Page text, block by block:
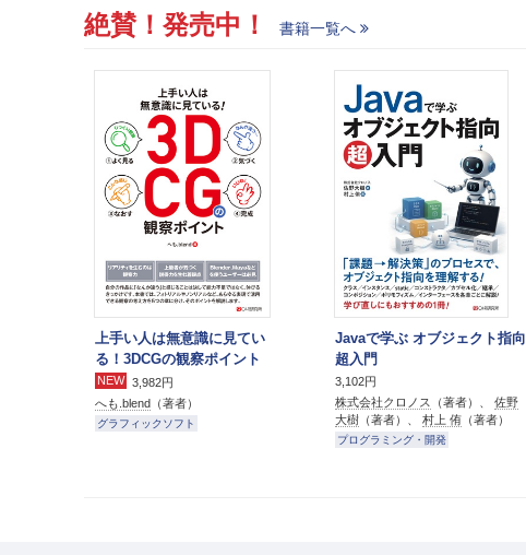
絶賛！発売中！ 書籍一覧へ
上手い人は無意識に見てい
る！3DCGの観察ポイント
NEW 3,982円
へも.blend （著者）
グラフィックソフト
Javaで学ぶ オブジェクト指向
超入門
3,102円
株式会社クロノス
（著者）、 佐野
大樹 （著者）、 村上 侑 （著者）
プログラミング・開発